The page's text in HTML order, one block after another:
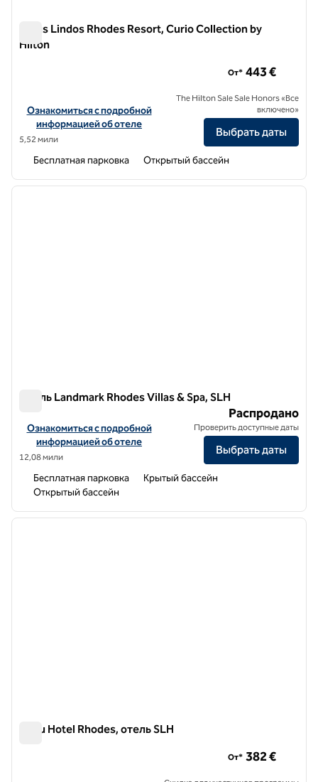
Aulus Lindos Rhodes Resort, Curio Collection by
Hilton
Посмотреть информацию об отеле Aulus Lindos Rhodes Resort,
Ознакомиться с подробной
информацией об отеле
5,52 мили
От* 443 €
The Hilton Sale Sale Honors «Все
включено»
Выбрать даты
Бесплатная парковка Открытый бассейн
1 из 10
Отель Landmark Rhodes Villas & Spa, SLH
Посмотреть информацию об отеле Landmark Rhodes Villas &
Ознакомиться с подробной
информацией об отеле
12,08 мили
Распродано
Проверить доступные даты
Выбрать даты
Бесплатная парковка
Крытый бассейн
Открытый бассейн
1 из 7
Cabu Hotel Rhodes, отель SLH
От* 382 €